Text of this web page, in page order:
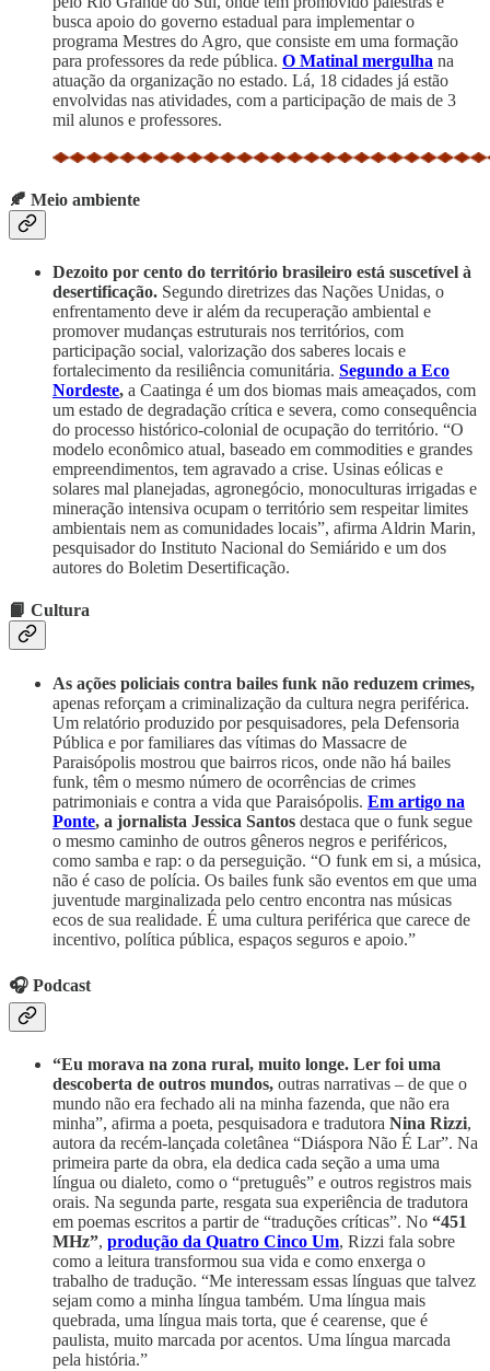
busca apoio do governo estadual para implementar o
programa Mestres do Agro, que consiste em uma formação
para professores da rede pública. O Matinal mergulha na
atuação da organização no estado. Lá, 18 cidades já estão
envolvidas nas atividades, com a participação de mais de 3
mil alunos e professores.
🍂 Meio ambiente
Dezoito por cento do território brasileiro está suscetível à
desertificação. Segundo diretrizes das Nações Unidas, o
enfrentamento deve ir além da recuperação ambiental e
promover mudanças estruturais nos territórios, com
participação social, valorização dos saberes locais e
fortalecimento da resiliência comunitária. Segundo a Eco
Nordeste, a Caatinga é um dos biomas mais ameaçados, com
um estado de degradação crítica e severa, como consequência
do processo histórico-colonial de ocupação do território. “O
modelo econômico atual, baseado em commodities e grandes
empreendimentos, tem agravado a crise. Usinas eólicas e
solares mal planejadas, agronegócio, monoculturas irrigadas e
mineração intensiva ocupam o território sem respeitar limites
ambientais nem as comunidades locais”, afirma Aldrin Marin,
pesquisador do Instituto Nacional do Semiárido e um dos
autores do Boletim Desertificação.
📙 Cultura
As ações policiais contra bailes funk não reduzem crimes,
apenas reforçam a criminalização da cultura negra periférica.
Um relatório produzido por pesquisadores, pela Defensoria
Pública e por familiares das vítimas do Massacre de
Paraisópolis mostrou que bairros ricos, onde não há bailes
funk, têm o mesmo número de ocorrências de crimes
patrimoniais e contra a vida que Paraisópolis. Em artigo na
Ponte, a jornalista Jessica Santos destaca que o funk segue
o mesmo caminho de outros gêneros negros e periféricos,
como samba e rap: o da perseguição. “O funk em si, a música,
não é caso de polícia. Os bailes funk são eventos em que uma
juventude marginalizada pelo centro encontra nas músicas
ecos de sua realidade. É uma cultura periférica que carece de
incentivo, política pública, espaços seguros e apoio.”
🎧 Podcast
“Eu morava na zona rural, muito longe. Ler foi uma
descoberta de outros mundos, outras narrativas – de que o
mundo não era fechado ali na minha fazenda, que não era
minha”, afirma a poeta, pesquisadora e tradutora Nina Rizzi,
autora da recém-lançada coletânea “Diáspora Não É Lar”. Na
primeira parte da obra, ela dedica cada seção a uma uma
língua ou dialeto, como o “pretuguês” e outros registros mais
orais. Na segunda parte, resgata sua experiência de tradutora
em poemas escritos a partir de “traduções críticas”. No “451
MHz”, produção da Quatro Cinco Um, Rizzi fala sobre
como a leitura transformou sua vida e como enxerga o
trabalho de tradução. “Me interessam essas línguas que talvez
sejam como a minha língua também. Uma língua mais
quebrada, uma língua mais torta, que é cearense, que é
paulista, muito marcada por acentos. Uma língua marcada
pela história.”